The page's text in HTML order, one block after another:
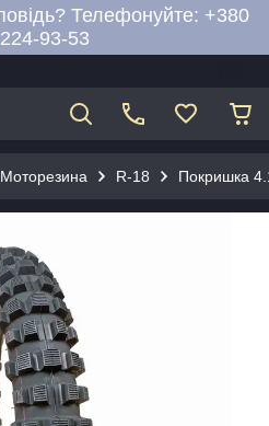
Телефонуйте: +380
93-53
Моторезина R-18 Покришка